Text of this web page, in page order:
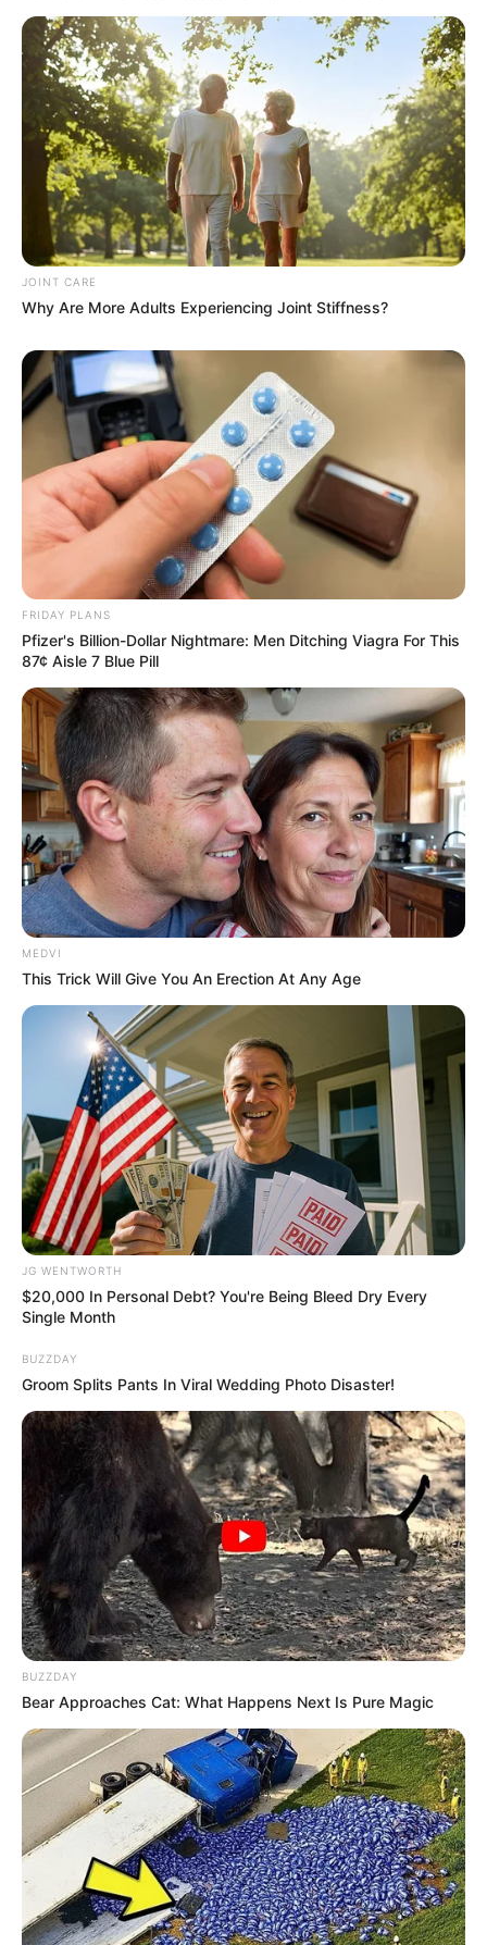
How They Made Little Simba Look So Lifelike in 'The
Lion King'
BRAINBERRIES
Remember Them? These '90s Couples Defined An
Era—See The Complete List
BRAINBERRIES
Gina Carano Finally Admits What Some Suspected
All Along
BRAINBERRIES
Films To Make You Question Everything You Know
About Cinema
BRAINBERRIES
From Albinos To Polygamists: The World's Most
Unique Families
BRAINBERRIES
Watch The Most Jaw‑Dropping Figure Skating
Moments
BRAINBERRIES
JOINT CARE
Why Are More Adults Experiencing Joint Stiffness?
FRIDAY PLANS
Pfizer's Billion-Dollar Nightmare: Men Ditching Viagra For This
87¢ Aisle 7 Blue Pill
MEDVI
This Trick Will Give You An Erection At Any Age
JG WENTWORTH
$20,000 In Personal Debt? You're Being Bleed Dry Every
Single Month
BUZZDAY
Groom Splits Pants In Viral Wedding Photo Disaster!
BUZZDAY
Bear Approaches Cat: What Happens Next Is Pure Magic